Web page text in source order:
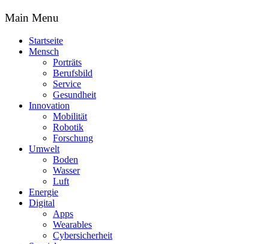
Main Menu
Startseite
Mensch
Porträts
Berufsbild
Service
Gesundheit
Innovation
Mobilität
Robotik
Forschung
Umwelt
Boden
Wasser
Luft
Energie
Digital
Apps
Wearables
Cybersicherheit